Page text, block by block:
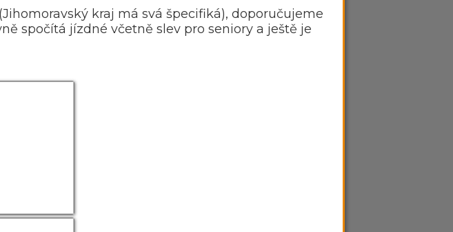
kraj má svá špecifiká), doporučujeme
spočítá jízdné včetně slev pro seniory a ještě je